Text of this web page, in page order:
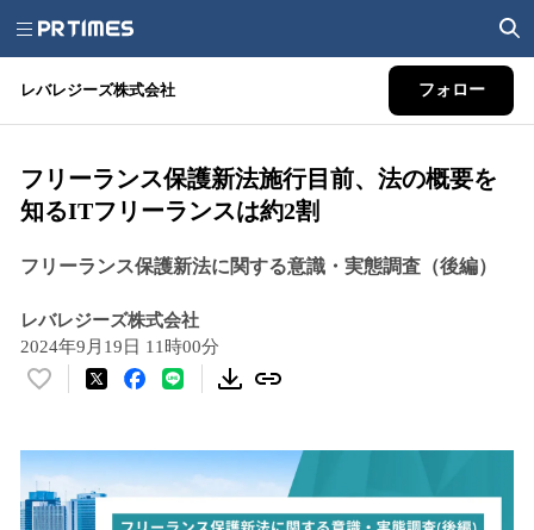
レバレジーズ株式会社 フォロー
フリーランス保護新法施行目前、法の概要を
知るITフリーランスは約2割
フリーランス保護新法に関する意識・実態調査（後編）
レバレジーズ株式会社
2024年9月19日 11時00分
い
！
数
を